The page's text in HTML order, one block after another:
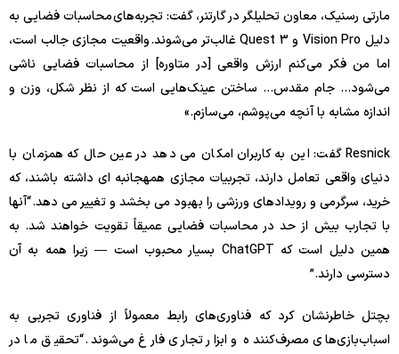
مارتی رسنیک، معاون تحلیلگر در گارتنر، گفت: تجربه‌های محاسبات فضایی به
دلیل Vision Pro و Quest 3 غالب‌تر می‌شوند. واقعیت مجازی جالب است،
اما من فکر می‌کنم ارزش واقعی [در متاوره] از محاسبات فضایی ناشی
می‌شود… جام مقدس… ساختن عینک‌هایی است که از نظر شکل، وزن و
اندازه مشابه با آنچه می‌پوشم، می‌سازم.»
Resnick گفت: این به کاربران امکان می دهد در عین حال که همزمان با
دنیای واقعی تعامل دارند، تجربیات مجازی همهجانبه ای داشته باشند، که
خرید، سرگرمی و رویدادهای ورزشی را بهبود می بخشد و تغییر می دهد. “آنها
با تجارب بیش از حد در محاسبات فضایی عمیقاً تقویت خواهند شد. به
همین دلیل است که ChatGPT بسیار محبوب است — زیرا همه به آن
دسترسی دارند.”
بچتل خاطرنشان کرد که فناوری‌های رابط معمولاً از فناوری تجربی به
اسباب‌بازی‌های مصرف‌کننده و ابزار تجاری فارغ می‌شوند. “تحقیق ما در